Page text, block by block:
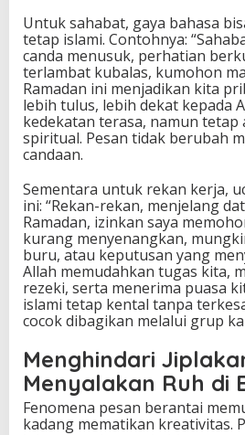
Untuk sahabat, gaya bahasa
tetap islami. Contohnya:
canda menusuk, perhatian
terlambat kubalas, kumohon
Ramadan ini menjadikan kita
lebih tulus, lebih dekat kepada
kedekatan terasa, namun tetap
spiritual. Pesan tidak berubah
candaan.
Sementara untuk rekan kerja,
ini: “Rekan-rekan, menjelang
Ramadan, izinkan saya
kurang menyenangkan,
buru, atau keputusan yang
Allah memudahkan tugas kita,
rezeki, serta menerima puasa
islami tetap kental tanpa
cocok dibagikan melalui grup
Menghindari
Menyalakan Ruh di
Fenomena pesan berantai
kadang mematikan kreativitas.